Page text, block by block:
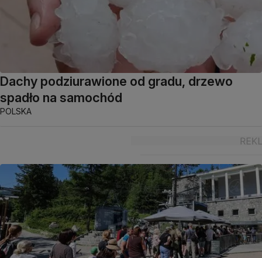
Dachy podziurawione od gradu, drzewo
spadło na samochód
POLSKA